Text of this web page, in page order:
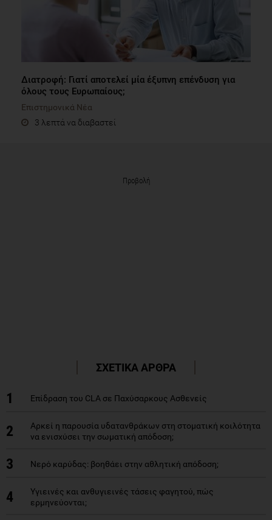
Διατροφή: Γιατί αποτελεί μία έξυπνη επένδυση για
όλους τους Ευρωπαίους;
Επιστημονικά Νέα
3 λεπτά να διαβαστεί
Προβολή
ΣΧΕΤΙΚΑ ΑΡΘΡΑ
1 Επίδραση του CLA σε Παχύσαρκους Ασθενείς
2
Αρκεί η παρουσία υδατανθράκων στη στοματική κοιλότητα
να ενισχύσει την σωματική απόδοση;
3 Νερό καρύδας: βοηθάει στην αθλητική απόδοση;
4
Υγιεινές και ανθυγιεινές τάσεις φαγητού, πώς
ερμηνεύονται;